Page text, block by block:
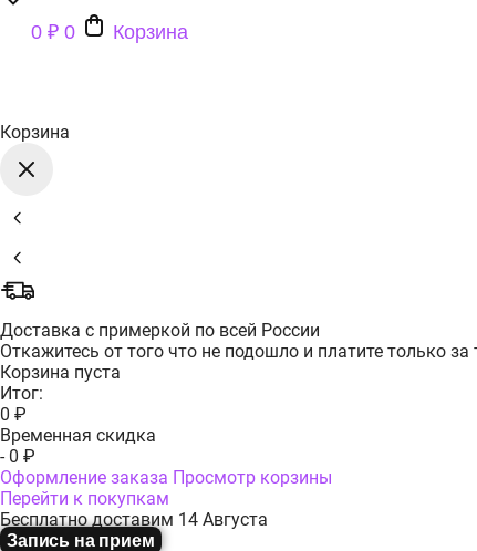
0 ₽ 0 Корзина
Корзина
Доставка с примеркой по всей России
Откажитесь от того что не подошло и платите только за
Корзина пуста
Итог:
0 ₽
Временная скидка
- 0 ₽
Оформление заказа Просмотр корзины
Перейти к покупкам
Бесплатно доставим 14 Августа
Запись на прием